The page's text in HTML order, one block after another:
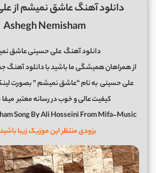
دانلود آهنگ عاشق نمیشم از
Ashegh Nemisham
دانلود آهنگعلی حسینی عاشق
از همراهان همیشگی ما باشید با دانلود آهنگ
علی حسینی
کیفیت عالی و خوب در رسانه معتبر
Song By Ali Hosseini From Mifa-Music
بزودی منتظر این موزیک زیبا